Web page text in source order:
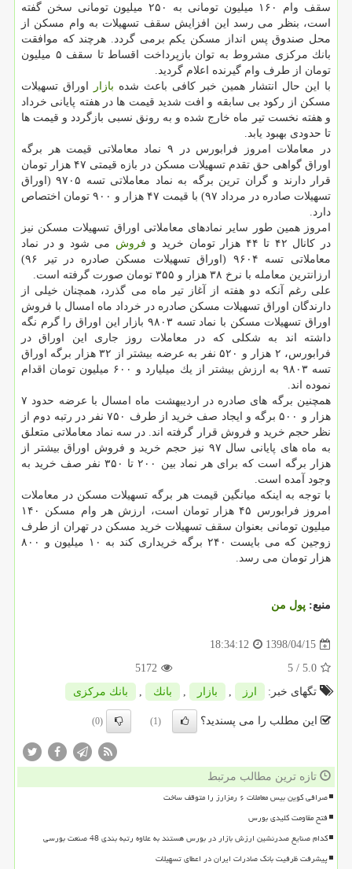
سقف وام ۱۶۰ میلیون تومانی به ۲۵۰ میلیون تومانی سخن گفته
است، بنظر می رسد این افزایش سقف تسهیلات به وام مسكن از
محل صندوق پس انداز مسكن یكم برمی گردد. هرچند كه موافقت
بانك مركزی مشروط به توان بازپرداخت اقساط تا سقف ۵ میلیون
تومان از طرف وام گیرنده اعلام گردید.
با این حال انتشار همین خبر كافی باعث شده بازار
اوراق تسهیلات
مسكن از ركود بی سابقه و افت شدید قیمت ها در هفته پایانی خرداد
و هفته نخست تیر ماه خارج شده و به رونق نسبی بازگردد و قیمت ها
تا حدودی بهبود یابد.
در معاملات امروز فرابورس در ۹ نماد معاملاتی قیمت هر برگه
اوراق گواهی حق تقدم تسهیلات مسكن در بازه قیمتی ۴۷ هزار تومان
قرار دارند و گران ترین برگه به نماد معاملاتی تسه ۹۷۰۵ (اوراق
تسهیلات صادره در مرداد ۹۷) با قیمت ۴۷ هزار و ۹۰۰ تومان اختصاص
دارد.
امروز همین طور سایر نمادهای معاملاتی اوراق تسهیلات مسكن نیز
در كانال ۴۲ تا ۴۴ هزار تومان خرید و
فروش می شود و در نماد
معاملاتی تسه ۹۶۰۴ (اوراق تسهیلات مسكن صادره در تیر ۹۶)
ارزانترین معامله با نرخ ۳۸ هزار و ۳۵۵ تومان صورت گرفته است.
علی رغم آنكه دو هفته از آغاز تیر ماه می گذرد، همچنان خیلی از
دارندگان اوراق تسهیلات مسكن صادره در خرداد ماه امسال با فروش
اوراق تسهیلات مسكن با نماد تسه ۹۸۰۳ بازار این اوراق را گرم نگه
داشته اند به شكلی كه در معاملات روز جاری این اوراق در
فرابورس، ۲ هزار و ۵۲۰ نفر به عرضه بیشتر از ۳۲ هزار برگه اوراق
تسه ۹۸۰۳ به ارزش بیشتر از یك میلیارد و ۶۰۰ میلیون تومان اقدام
نموده اند.
همچنین برگه های صادره در اردیبهشت ماه امسال با عرضه حدود ۷
هزار و ۵۰۰ برگه و ایجاد صف خرید از طرف ۷۵۰ نفر در رتبه دوم از
نظر حجم خرید و فروش قرار گرفته اند. در سه نماد معاملاتی متعلق
به ماه های پایانی سال ۹۷ نیز حجم خرید و فروش اوراق بیشتر از
هزار برگه است كه برای هر نماد بین ۲۰۰ تا ۳۵۰ نفر صف خرید به
وجود آمده است.
با توجه به اینكه میانگین قیمت هر برگه تسهیلات مسكن در معاملات
امروز فرابورس ۴۵ هزار تومان است، ارزش هر وام مسكن ۱۴۰
میلیون تومانی بعنوان سقف تسهیلات خرید مسكن در تهران از طرف
زوجین كه می بایست ۲۴۰ برگه خریداری كند به ۱۰ میلیون و ۸۰۰
هزار تومان می رسد.
منبع: پول من
1398/04/15
18:34:12
5.0
/ 5
5172
تگهای خبر:
ارز , بازار , بانك , بانك مركزی
این مطلب را می پسندید؟ (1)
(0)
تازه ترین مطالب مرتبط
صرافی کوین بیس معاملات ۶ رمزارز را متوقف ساخت
فتح مقاومت کلیدی بورس
کدام صنایع صدرنشین ارزش بازار در بورس هستند به علاوه رتبه بندی 48 صنعت بورسی
پیشرفت ظرفیت بانک صادرات ایران در اعطای تسهیلات